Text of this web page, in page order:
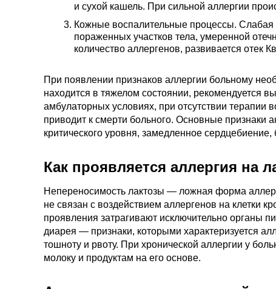
и сухой кашель. При сильной аллергии
Кожные воспалительные процессы. Слабая
пораженных участков тела, умеренной
количество аллергенов, развивается отек
При появлении признаков аллергии больному
находится в тяжелом состоянии, рекомендуется
амбулаторных условиях, при отсутствии терапии
приводит к смерти больного. Основные признаки
критического уровня, замедленное
Как проявляется аллергия на
Непереносимость лактозы — ложная форма
не связан с воздействием аллергенов на клетки
проявления затрагивают исключительно органы
диарея — признаки, которыми характеризуется
тошноту и рвоту. При хронической аллергии у
молоку и продуктам на его основе.